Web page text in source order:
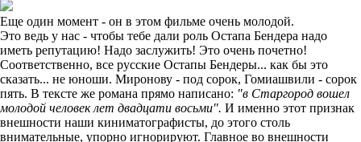
Еще один момент - он в этом фильме очень молодой.
Это ведь у нас - чтобы тебе дали роль Остапа Бендера надо
иметь репутацию! Надо заслужить! Это очень почетно!
Соответственно, все русские Остапы Бендеры... как бы это
сказать... не юноши. Миронову - под сорок, Гомиашвили - сорок
пять. В тексте же романа прямо написано: "в Старгород вошел
молодой человек лет двадцати восьми". И именно этот признак
внешности наши киниматографисты, до этого столь
внимательные, упорно игнорируют. Главное во внешности